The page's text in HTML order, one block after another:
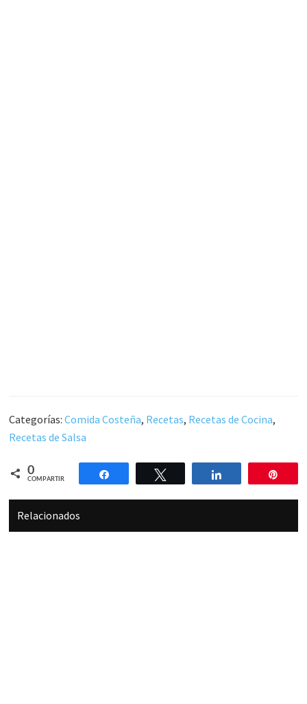
Categorías:Comida Costeña, Recetas, Recetas de Cocina,
Recetas de Salsa
0
COMPARTIR
Compartir Compartir
Relacionados